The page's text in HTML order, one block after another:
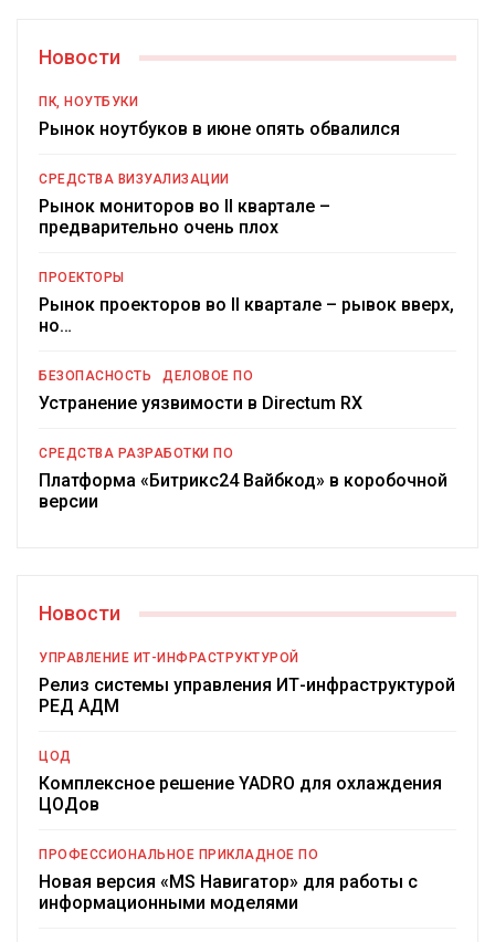
Новости
ПК, НОУТБУКИ
Рынок ноутбуков в июне опять обвалился
СРЕДСТВА ВИЗУАЛИЗАЦИИ
Рынок мониторов во II квартале –
предварительно очень плох
ПРОЕКТОРЫ
Рынок проекторов во II квартале – рывок вверх,
но…
БЕЗОПАСНОСТЬ ДЕЛОВОЕ ПО
Устранение уязвимости в Directum RX
СРЕДСТВА РАЗРАБОТКИ ПО
Платформа «Битрикс24 Вайбкод» в коробочной
версии
Новости
УПРАВЛЕНИЕ ИТ-ИНФРАСТРУКТУРОЙ
Релиз системы управления ИТ-инфраструктурой
РЕД АДМ
ЦОД
Комплексное решение YADRO для охлаждения
ЦОДов
ПРОФЕССИОНАЛЬНОЕ ПРИКЛАДНОЕ ПО
Новая версия «MS Навигатор» для работы с
информационными моделями